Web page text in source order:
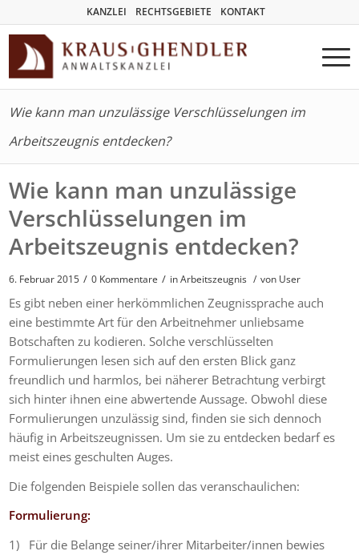
KANZLEI RECHTSGEBIETE KONTAKT
Wie kann man unzulässige Verschlüsselungen im
Arbeitszeugnis entdecken?
Wie kann man unzulässige
Verschlüsselungen im
Arbeitszeugnis entdecken?
6. Februar 2015 / 0 Kommentare / inArbeitszeugnis / von User
Es gibt neben einer herkömmlichen Zeugnissprache auch
eine bestimmte Art für den Arbeitnehmer unliebsame
Botschaften zu kodieren. Solche verschlüsselten
Formulierungen lesen sich auf den ersten Blick ganz
freundlich und harmlos, bei näherer Betrachtung verbirgt
sich hinter ihnen eine abwertende Aussage. Obwohl diese
Formulierungen unzulässig sind, finden sie sich dennoch
häufig in Arbeitszeugnissen. Um sie zu entdecken bedarf es
meist eines geschulten Auges.
Die folgenden Beispiele sollen das veranschaulichen:
Formulierung:
1) Für die Belange seiner/ihrer Mitarbeiter/innen bewies